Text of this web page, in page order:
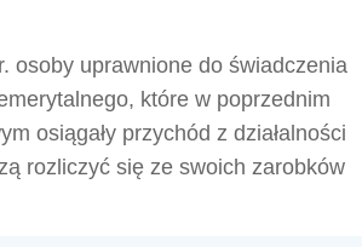
osoby uprawnione do świadczenia
które w poprzednim
osiągały przychód z działalności
rozliczyć się ze swoich zarobków